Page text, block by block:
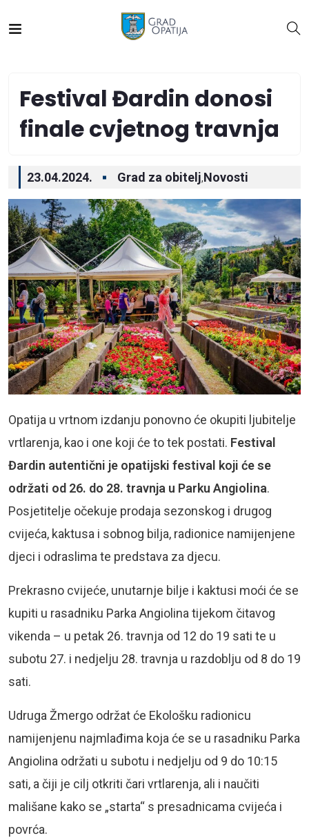
Festival Đardin donosi
finale cvjetnog travnja
23.04.2024. Grad za obitelj,Novosti
Opatija u vrtnom izdanju ponovno će okupiti ljubitelje
vrtlarenja, kao i one koji će to tek postati. Festival
Đardin autentični je opatijski festival koji će se
održati od 26. do 28. travnja u Parku Angiolina.
Posjetitelje očekuje prodaja sezonskog i drugog
cvijeća, kaktusa i sobnog bilja, radionice namijenjene
djeci i odraslima te predstava za djecu.
Prekrasno cvijeće, unutarnje bilje i kaktusi moći će se
kupiti u rasadniku Parka Angiolina tijekom čitavog
vikenda – u petak 26. travnja od 12 do 19 sati te u
subotu 27. i nedjelju 28. travnja u razdoblju od 8 do 19
sati.
Udruga Žmergo održat će Ekološku radionicu
namijenjenu najmlađima koja će se u rasadniku Parka
Angiolina održati u subotu i nedjelju od 9 do 10:15
sati, a čiji je cilj otkriti čari vrtlarenja, ali i naučiti
mališane kako se „starta“ s presadnicama cvijeća i
povrća.